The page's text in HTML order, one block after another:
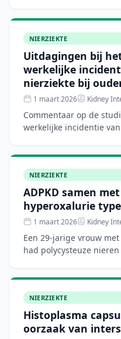
NIERZIEKTE
Uitdagingen bij
werkelijke
nierziekte bij
1 maart 2026 Kidney
Commentaar op de
werkelijke incidentie
NIERZIEKTE
ADPKD samen
hyperoxalurie
1 maart 2026 Kidney
Een 29-jarige vrouw
had polycysteuze
autosomaal dom
NIERZIEKTE
Histoplasma
oorzaak van